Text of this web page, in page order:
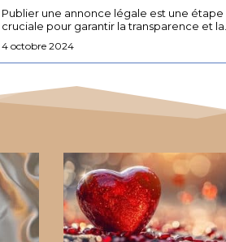
Publier une annonce légale est une étape
cruciale pour garantir la transparence et la...
4 octobre 2024